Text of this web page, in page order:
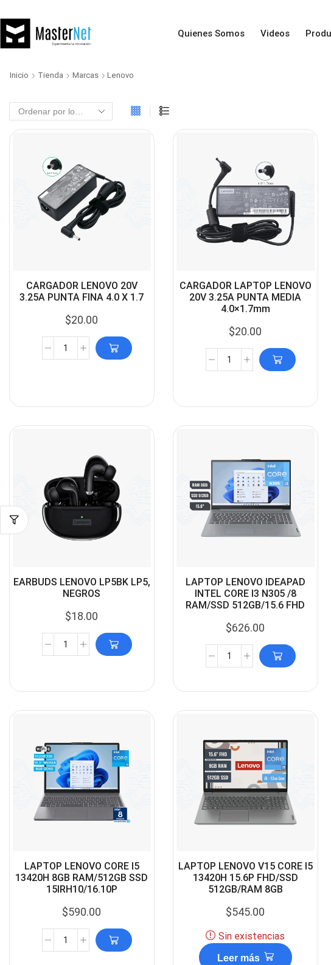
Quienes Somos Videos
Inicio Tienda Marcas Lenovo
CARGADOR LENOVO 20V
3.25A PUNTA FINA 4.0 X 1.7
$20.00
CARGADOR LAPTOP LENOVO
20V 3.25A PUNTA MEDIA
4.0×1.7mm
$20.00
EARBUDS LENOVO LP5BK LP5,
NEGROS
$18.00
LAPTOP LENOVO IDEAPAD
INTEL CORE I3 N305 /8
RAM/SSD 512GB/15.6 FHD
$626.00
LAPTOP LENOVO CORE I5
13420H 8GB RAM/512GB SSD
15IRH10/16.10P
$590.00
LAPTOP LENOVO V15 CORE I5
13420H 15.6P FHD/SSD
512GB/RAM 8GB
$545.00
Sin existencias
Leer más